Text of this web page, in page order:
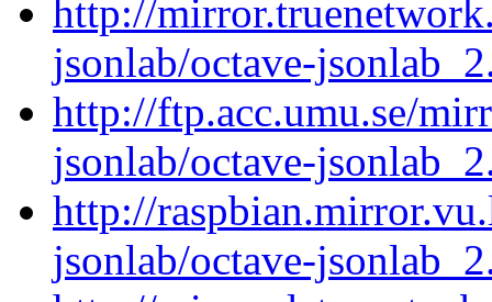
http://
jsonlab/octave-
http://ftp.acc.umu.se/
jsonlab/octave-
http://
jsonlab/octave-